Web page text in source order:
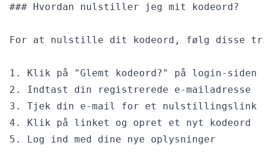
### Hvordan nulstiller jeg mit kodeord?
For at nulstille dit kodeord, følg disse
1. Klik på "Glemt kodeord?" på login-siden
2. Indtast din registrerede e-mailadresse
3. Tjek din e-mail for et nulstillingslink
4. Klik på linket og opret et nyt kodeord
5. Log ind med dine nye oplysninger